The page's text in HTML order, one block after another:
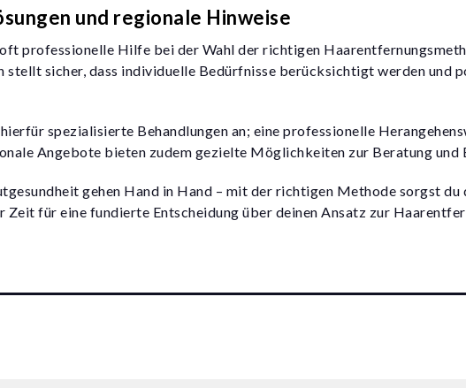
und regionale Hinweise
professionelle Hilfe bei der Wahl der richtigen
stellt sicher, dass individuelle Bedürfnisse berücksichtigt werden und
spezialisierte Behandlungen an; eine professionelle
Angebote bieten zudem gezielte Möglichkeiten zur Beratung und
gehen Hand in Hand – mit der richtigen Methode sorgst
Zeit für eine fundierte Entscheidung über deinen Ansatz zur